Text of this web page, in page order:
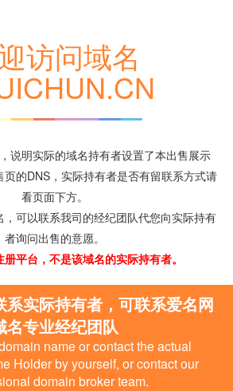
访问域名
说明实际的域名持有者设置了本出售展示
的DNS，实际持有者是否有留联系方式请
看页面下方。
可以联系我司的经纪团队代您向实际持有
者询问出售的意愿。
平台，不是该域名的实际持有者。
系实际持有者，可联系爱名网
名专业经纪团队
name or contact the actual
Holder by yourself, or contact our
domain broker team.